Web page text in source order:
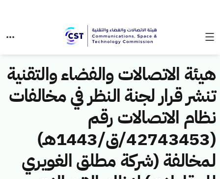
هيئة الاتصالات والفضاء والتقنية
تنشر قرار لجنة النظر في مخالفات
نظام الاتصالات رقم
(42743453/ق/1443هـ)
لمخالفة (شركة مطلق الغويري